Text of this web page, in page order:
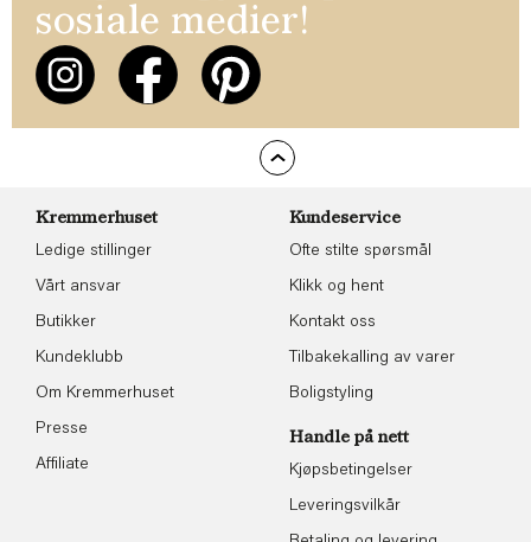
sosiale medier!
Kremmerhuset
Ledige stillinger
Vårt ansvar
Butikker
Kundeklubb
Om Kremmerhuset
Presse
Affiliate
Kundeservice
Ofte stilte spørsmål
Klikk og hent
Kontakt oss
Tilbakekalling av varer
Boligstyling
Handle på nett
Kjøpsbetingelser
Leveringsvilkår